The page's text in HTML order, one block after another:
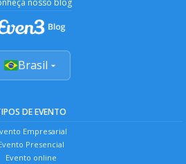
nosso blog
Brasil
DE EVENTO
Empresarial
Presencial
Evento online